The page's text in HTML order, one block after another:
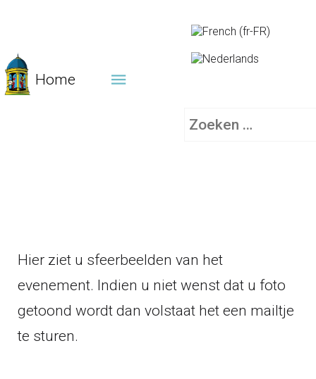
Home
Zoeken
Hier ziet u sfeerbeelden van het
evenement. Indien u niet wenst dat u foto
getoond wordt dan volstaat het een mailtje
te sturen.